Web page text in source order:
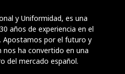
y Uniformidad, es una
años de experiencia en el
Apostamos por el futuro y
ha convertido en una
del mercado español.